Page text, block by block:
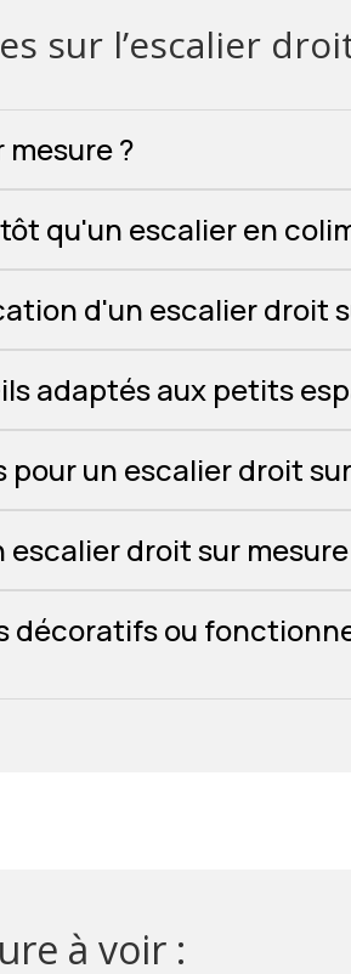
sur l’escalier
?
qu'un escalier en
d'un escalier droit
adaptés aux petits
un escalier droit
droit sur
décoratifs ou
à voir :